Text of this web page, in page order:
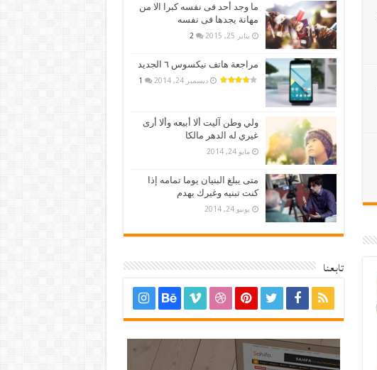
ما وجد أحد فى نفسه كبرا الا من
مهانة يجدها فى نفسه
يناير 25, 2015 2
مراجعة هاتف نيكسوس ٦ الجديد
ديسمبر 24, 2014 1
ولي وطن آليت ألا أبيعه وألا أرى
غيري له الدهر مالكا
مايو 24, 2014
متى يبلغ البنيان يوما تمامه إذا
كنت تبنيه وغيرك يهدم
يونيو 24, 2014
تابعنا